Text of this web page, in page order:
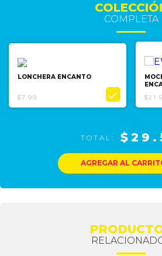
LONCHERA ENCANTO
$7.99 
COMPLETA
TOTAL:
AGREGAR AL